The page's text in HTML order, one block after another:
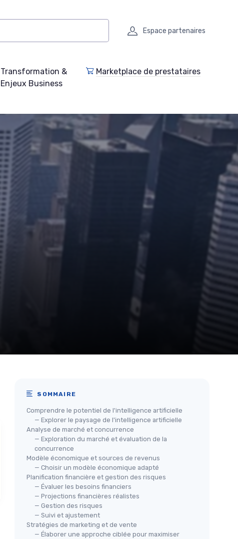
Espace partenaires
Transformation &
Enjeux Business
Marketplace de prestataires
SOMMAIRE
Comprendre le potentiel de l'intelligence artificielle
— Explorer le paysage de l'intelligence artificielle
Analyse de marché et concurrence
— Exploration du marché et évaluation de la
concurrence
Modèle économique et sources de revenus
— Choisir un modèle économique adapté
Planification financière et gestion des risques
— Évaluer les besoins financiers
— Projections financières réalistes
— Gestion des risques
— Suivi et ajustement
Stratégies de marketing et de vente
— Élaborer une approche ciblée pour maximiser